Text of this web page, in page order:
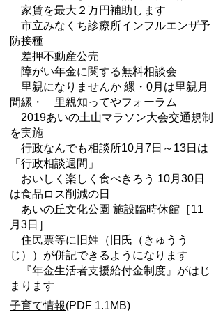
家賃を最大２万円補助します
市立みなくち診療所インフルエンザ予
防接種
差押不動産公売
障がい年金に関する無料相談会
里親になりませんか 縲・0月は里親月
間縲・ 里親知ってやフォーラム
2019あいの土山マラソン大会交通規制
を実施
行政なんでも相談所10月7日～13日は
「行政相談週間」
おいしく楽しく食べきろう 10月30日
は食品ロス削減の日
あいの丘文化公園 施設臨時休館［11
月3日］
住民票等に旧姓（旧氏（きゅうう
じ））が併記できるようになります
『年金生活者支援給付金制度』がはじ
まります
子育て情報(PDF 1.1MB)